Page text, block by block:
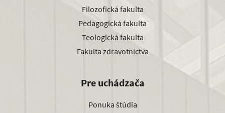
Filozofická fakulta
Pedagogická fakulta
Teologická fakulta
Fakulta zdravotníctva
Pre uchádzača
Ponuka štúdia